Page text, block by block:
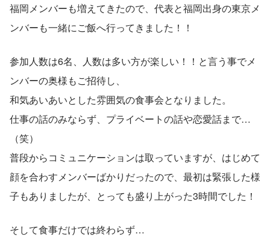
福岡メンバーも増えてきたので、代表と福岡出身の東京メ
ンバーも一緒にご飯へ行ってきました！！
参加人数は6名、人数は多い方が楽しい！！と言う事でメ
ンバーの奥様もご招待し、
和気あいあいとした雰囲気の食事会となりました。
仕事の話のみならず、プライベートの話や恋愛話まで…
（笑）
普段からコミュニケーションは取っていますが、はじめて
顔を合わすメンバーばかりだったので、最初は緊張した様
子もありましたが、とっても盛り上がった3時間でした！
そして食事だけでは終わらず…